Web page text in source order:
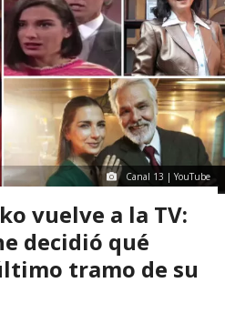
Canal 13 | YouTube
vuelve a la TV:
decidió qué
tramo de su